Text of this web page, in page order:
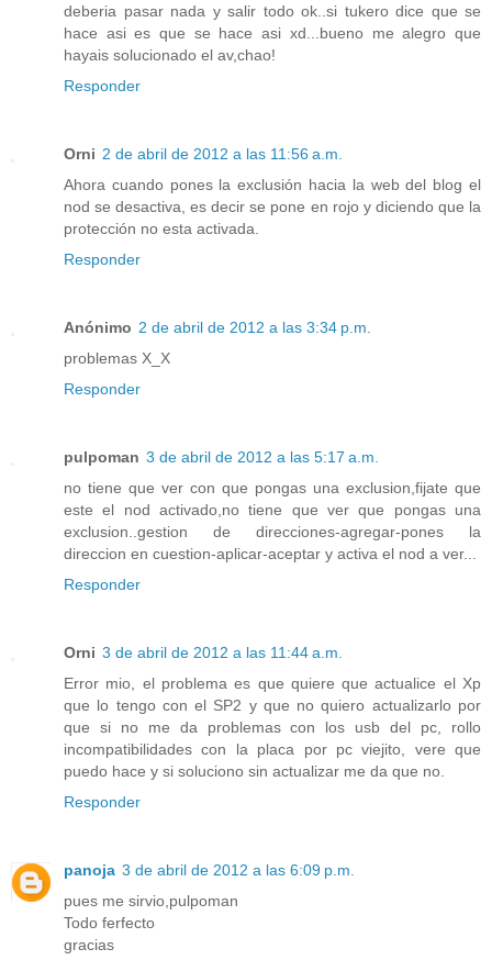
deberia pasar nada y salir todo ok..si tukero dice que se
hace asi es que se hace asi xd...bueno me alegro que
hayais solucionado el av,chao!
Responder
Orni 2 de abril de 2012 a las 11:56 a.m.
Ahora cuando pones la exclusión hacia la web del blog el
nod se desactiva, es decir se pone en rojo y diciendo que la
protección no esta activada.
Responder
Anónimo 2 de abril de 2012 a las 3:34 p.m.
problemas X_X
Responder
pulpoman 3 de abril de 2012 a las 5:17 a.m.
no tiene que ver con que pongas una exclusion,fijate que
este el nod activado,no tiene que ver que pongas una
exclusion..gestion de direcciones-agregar-pones la
direccion en cuestion-aplicar-aceptar y activa el nod a ver...
Responder
Orni 3 de abril de 2012 a las 11:44 a.m.
Error mio, el problema es que quiere que actualice el Xp
que lo tengo con el SP2 y que no quiero actualizarlo por
que si no me da problemas con los usb del pc, rollo
incompatibilidades con la placa por pc viejito, vere que
puedo hace y si soluciono sin actualizar me da que no.
Responder
panoja 3 de abril de 2012 a las 6:09 p.m.
pues me sirvio,pulpoman
Todo ferfecto
gracias